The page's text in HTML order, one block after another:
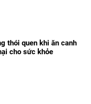
thói quen khi ăn canh
cho sức khỏe